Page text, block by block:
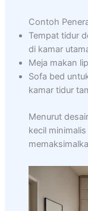
Contoh
Tempat tidur
di kamar
Meja makan
Sofa bed
kamar tidur
Menurut
kecil